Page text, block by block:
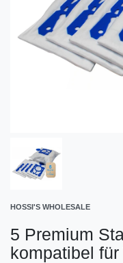
HOSSI'S WHOLESALE
5 Premium
kompatibel